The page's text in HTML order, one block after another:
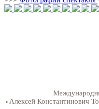
«Алексей Константинович